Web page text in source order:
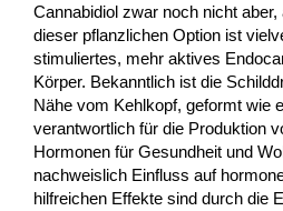
Cannabidiol zwar noch nicht
dieser pflanzlichen Option ist
stimuliertes, mehr aktives
Körper. Bekanntlich ist die
Nähe vom Kehlkopf, geformt wie
verantwortlich für die Produktion
Hormonen für Gesundheit und
nachweislich Einfluss auf
hilfreichen Effekte sind durch die